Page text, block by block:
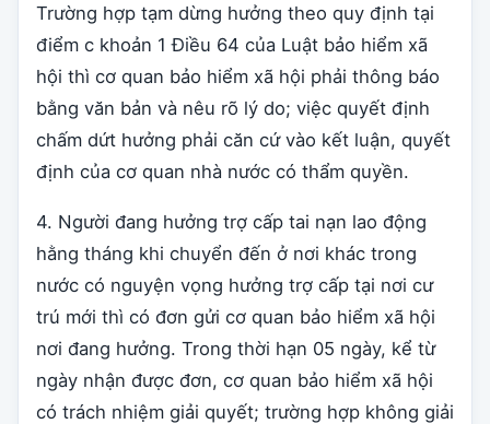
Trường hợp tạm dừng hưởng theo quy định tại
điểm c khoản 1 Điều 64 của Luật bảo hiểm xã
hội thì cơ quan bảo hiểm xã hội phải thông báo
bằng văn bản và nêu rõ lý do; việc quyết định
chấm dứt hưởng phải căn cứ vào kết luận, quyết
định của cơ quan nhà nước có thẩm quyền.
4. Người đang hưởng trợ cấp tai nạn lao động
hằng tháng khi chuyển đến ở nơi khác trong
nước có nguyện vọng hưởng trợ cấp tại nơi cư
trú mới thì có đơn gửi cơ quan bảo hiểm xã hội
nơi đang hưởng. Trong thời hạn 05 ngày, kể từ
ngày nhận được đơn, cơ quan bảo hiểm xã hội
có trách nhiệm giải quyết; trường hợp không giải